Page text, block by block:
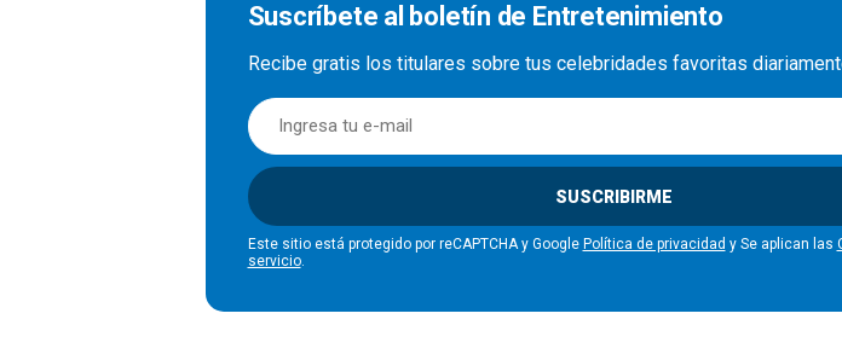
Suscríbete al boletín de Entretenimiento
Recibe gratis los titulares sobre tus celebridades favoritas
SUSCRIBIRME
Este sitio está protegido por reCAPTCHA y Google Política de privacidad y Se aplican las
servicio.